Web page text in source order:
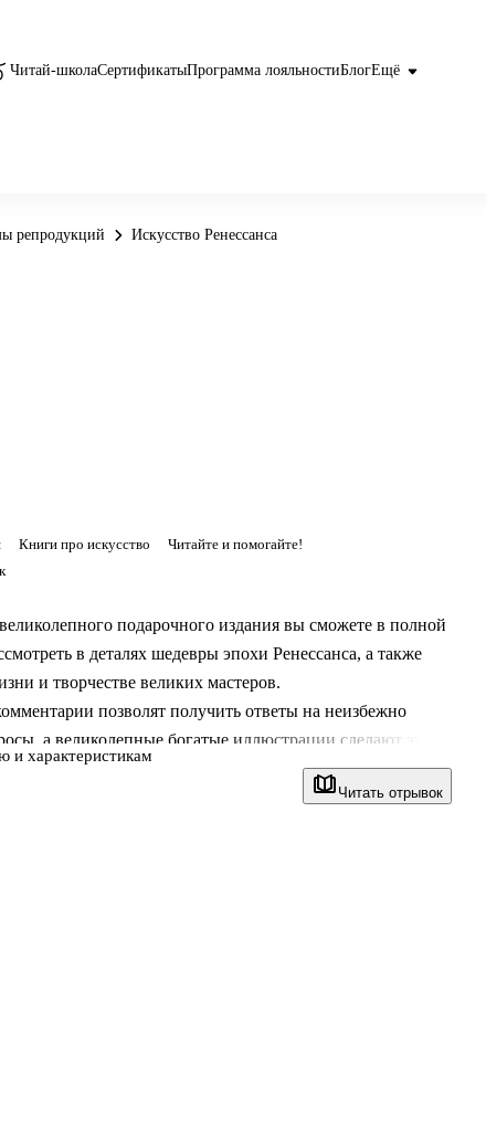
Читай-школаСертификатыПрограмма лояльностиБлогЕщё
репродукций Искусство Ренессанса
Читать отрывок
Книги про искусство
Читайте и помогайте!
подарочного издания вы сможете в полной
в деталях шедевры эпохи Ренессанса, а также
и творчестве великих мастеров.
позволят получить ответы на неизбежно
а великолепные богатые иллюстрации сделают эту
обладателю солидной библиотеки и ценителю
изданий.
и характеристикам